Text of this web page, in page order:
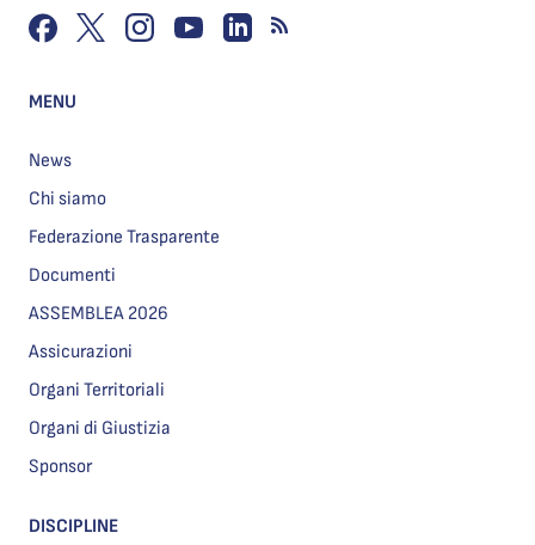
MENU
News
Chi siamo
Federazione Trasparente
Documenti
ASSEMBLEA 2026
Assicurazioni
Organi Territoriali
Organi di Giustizia
Sponsor
DISCIPLINE